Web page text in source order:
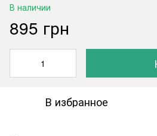
В наличии
895 грн
В избранное